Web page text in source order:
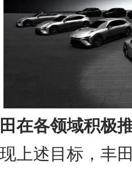
各领域积极
述目标，丰田